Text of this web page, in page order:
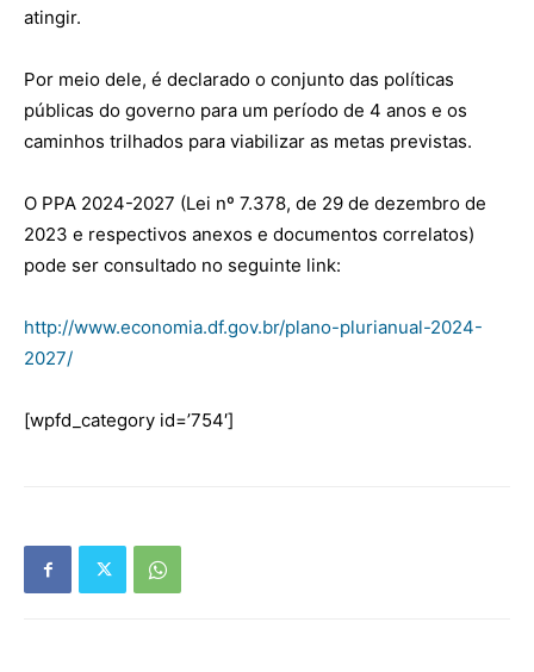
atingir.
Por meio dele, é declarado o conjunto das políticas
públicas do governo para um período de 4 anos e os
caminhos trilhados para viabilizar as metas previstas.
O PPA 2024-2027 (Lei nº 7.378, de 29 de dezembro de
2023 e respectivos anexos e documentos correlatos)
pode ser consultado no seguinte link:
http://www.economia.df.gov.br/plano-plurianual-2024-
2027/
[wpfd_category id=’754′]